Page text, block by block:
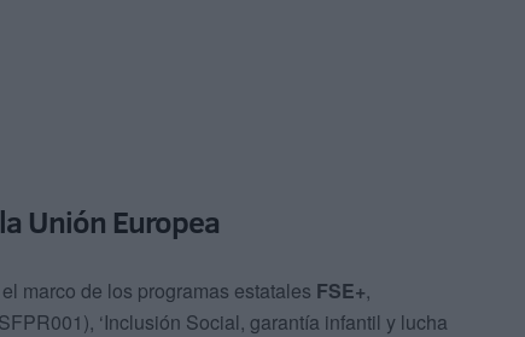
Unión Europea
marco de los programas estatales FSE+,
‘Inclusión Social, garantía infantil y lucha